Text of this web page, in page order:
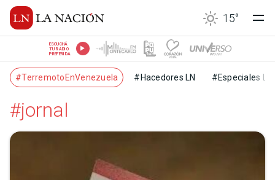
15°
ESCUCHÁ
TU RADIO
PREFERIDA
#TerremotoEnVenezuela #Hacedores LN #Especiales LN
#jornal